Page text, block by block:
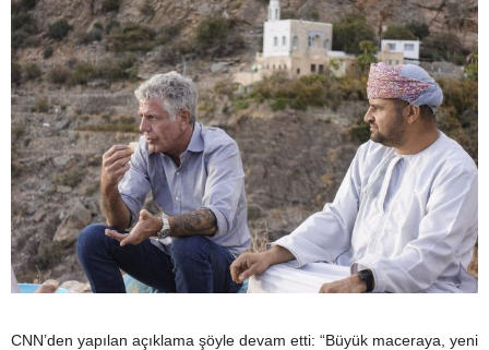
CNN’den yapılan açıklama şöyle devam etti: “Büyük maceraya, yeni